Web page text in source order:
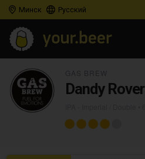
Минск Русский
Dandy Rover